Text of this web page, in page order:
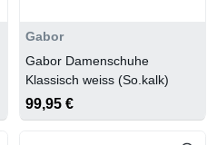
Gabor
Gabor Damenschuhe
Klassisch weiss (So.kalk)
99,95 €